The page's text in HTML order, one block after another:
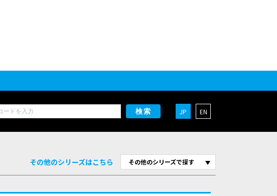
検索 JP EN
その他のシリーズはこちら その他のシリーズで探す